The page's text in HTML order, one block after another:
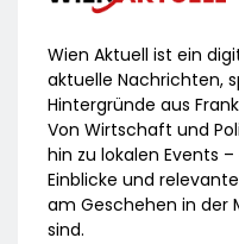
Wien Aktuell ist ein
aktuelle Nachrichten,
Hintergründe aus
Von Wirtschaft und
hin zu lokalen Events
Einblicke und
am Geschehen in der
sind.